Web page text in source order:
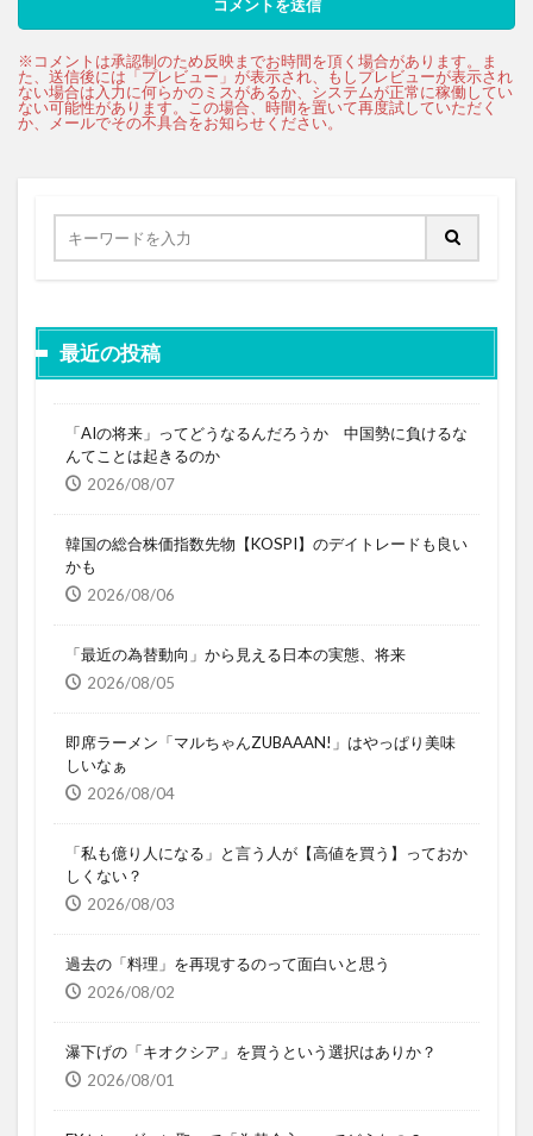
最近の投稿
「AIの将来」ってどうなるんだろうか 中国勢に負けるな
んてことは起きるのか
2026/08/07
韓国の総合株価指数先物【KOSPI】のデイトレードも良い
かも
2026/08/06
「最近の為替動向」から見える日本の実態、将来
2026/08/05
即席ラーメン「マルちゃんZUBAAAN!」はやっぱり美味
しいなぁ
2026/08/04
「私も億り人になる」と言う人が【高値を買う】っておか
しくない？
2026/08/03
過去の「料理」を再現するのって面白いと思う
2026/08/02
瀑下げの「キオクシア」を買うという選択はありか？
2026/08/01